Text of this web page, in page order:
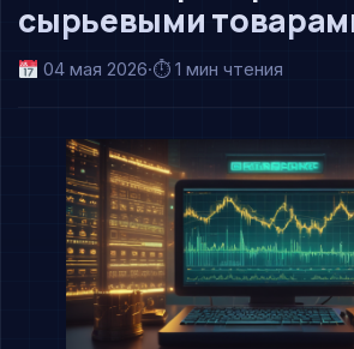
сырьевыми
04 мая 2026·⏱ 1 мин чтения